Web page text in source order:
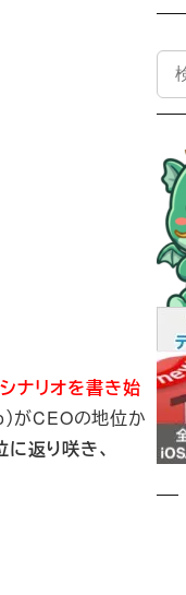
ナリオを書き始
がCEOの地位か
返り咲き、
索